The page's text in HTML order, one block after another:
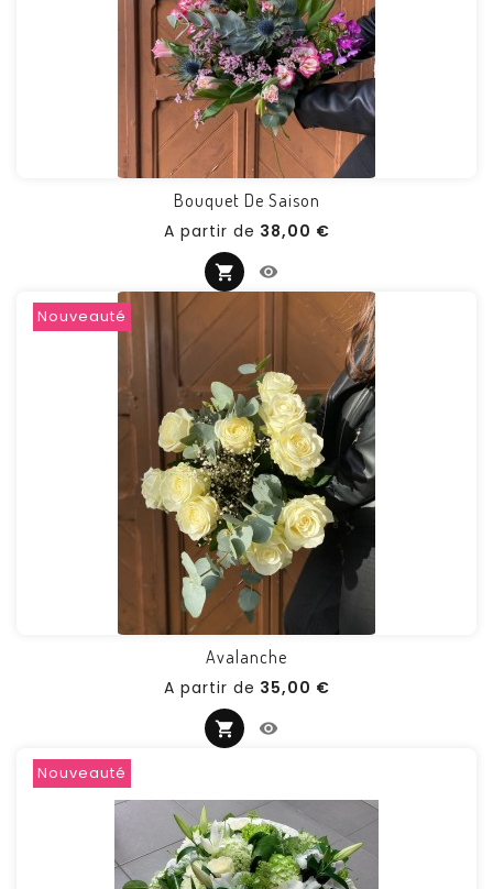
Bouquet De Saison
A partir de 38,00 €Prix
Nouveauté
Avalanche
A partir de 35,00 €Prix
Nouveauté